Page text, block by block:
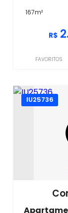
167m²
R$
FAVORITOS
IU25736